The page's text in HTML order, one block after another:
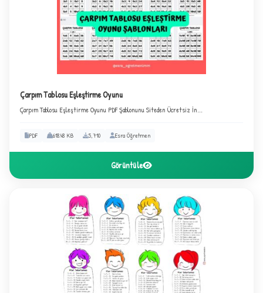
1
Çarpım Tablosu Eşleştirme Oyunu
Çarpım Tablosu Eşleştirme Oyunu PDF Şablonunu Siteden Ücretsiz İn...
PDF 618.48 KB 5,710 Esra Öğretmen
Görüntüle